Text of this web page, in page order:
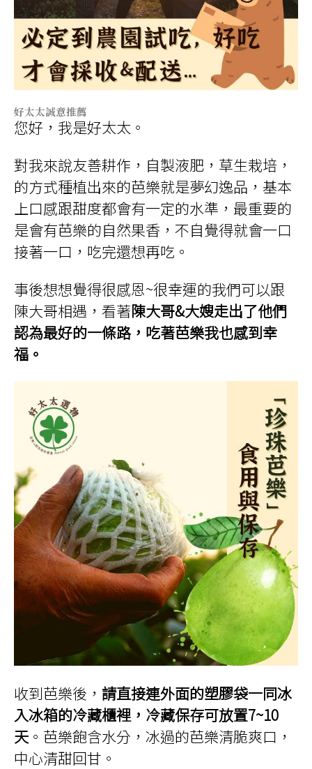
好太太誠意推薦
您好，我是好太太。
對我來說友善耕作，自製液肥，草生栽培，
的方式種植出來的芭樂就是夢幻逸品，基本
上口感跟甜度都會有一定的水準，最重要的
是會有芭樂的自然果香，不自覺得就會一口
接著一口，吃完還想再吃。
事後想想覺得很感恩~很幸運的我們可以跟
陳大哥相遇，看著陳大哥&大嫂走出了他們
認為最好的一條路，吃著芭樂我也感到幸
福。
收到芭樂後， 請直接連外面的塑膠袋一同冰
入冰箱的冷藏櫃裡，冷藏保存可放置7~10
天 。芭樂飽含水分，冰過的芭樂清脆爽口，
中心清甜回甘。